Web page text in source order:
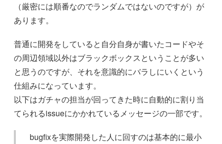
（厳密には順番なのでランダムではないのですが）が
あります。
普通に開発をしていると自分自身が書いたコードやそ
の周辺領域以外はブラックボックスということが多い
と思うのですが、それを意識的にバラしにいくという
仕組みになっています。
以下はガチャの担当が回ってきた時に自動的に割り当
てられるissueにかかれているメッセージの一部です。
bugfixを実際開発した人に回すのは基本的に最小